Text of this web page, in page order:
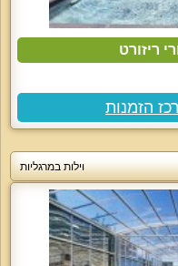
ריזורט
וילות במרגליות